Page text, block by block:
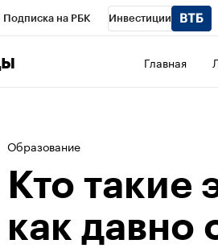
Подписка на РБК Инвестиции
Главная
Образование
Кто такие
как давно